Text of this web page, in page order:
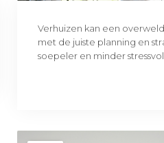
Verhuizen kan een
met de juiste planning en
soepeler en minder stressvol